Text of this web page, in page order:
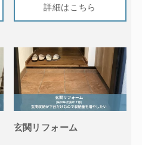
玄関リフォーム